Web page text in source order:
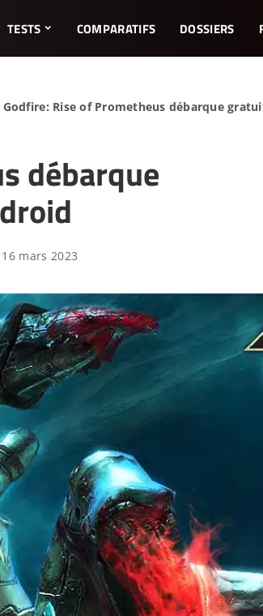
TESTS COMPARATIFS DOSSIERS
Godfire: Rise of Prometheus débarque
débarque
mars 2023